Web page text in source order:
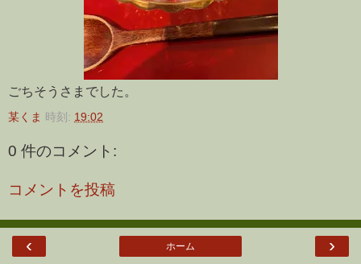
ごちそうさまでした。
某くま 時刻: 19:02
0 件のコメント:
コメントを投稿
‹ ›
ホーム